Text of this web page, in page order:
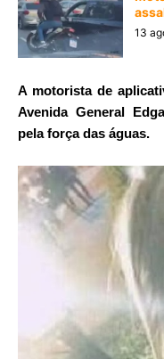
13
A motorista de
Avenida General
pela força das águas.